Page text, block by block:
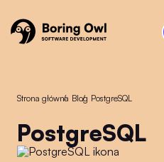
Strona główna
/ Blog
/ PostgreSQL
PostgreSQL